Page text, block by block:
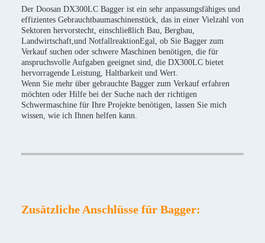
Der Doosan DX300LC Bagger ist ein sehr anpassungsfähiges und
effizientes Gebrauchtbaumaschinenstück, das in einer Vielzahl von
Sektoren hervorstecht, einschließlich Bau, Bergbau,
Landwirtschaft,und NotfallreaktionEgal, ob Sie Bagger zum
Verkauf suchen oder schwere Maschinen benötigen, die für
anspruchsvolle Aufgaben geeignet sind, die DX300LC bietet
hervorragende Leistung, Haltbarkeit und Wert.
Wenn Sie mehr über gebrauchte Bagger zum Verkauf erfahren
möchten oder Hilfe bei der Suche nach der richtigen
Schwermaschine für Ihre Projekte benötigen, lassen Sie mich
wissen, wie ich Ihnen helfen kann.
Zusätzliche Anschlüsse für Bagger: